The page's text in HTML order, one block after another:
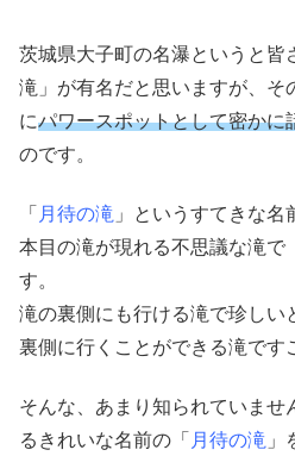
茨城県大子町の名瀑というと皆
滝」が有名だと思いますが、そ
にパワースポットとして密かに
のです。
「 月待の滝 」というすてきな名
本目の滝が現れる不思議な滝で
す。
滝の裏側にも行ける滝で珍しい
裏側に行くことができる滝です
そんな、あまり知られていませ
るきれいな名前の「 月待の滝 」